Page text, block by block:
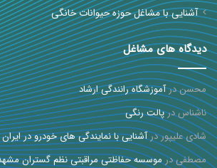
آشنایی با مشاغل حوزه حیوانات خانگی
دیدگاه های مشاغل
محسندرآموزشگاه رانندگی ارشاد
ناشناسدرپالت رنگی
شادی علیپوردرآشنایی با نمایندگی های خودرو در
مصطفیدرموسسه حفاظتی مراقبتی نظم گستران